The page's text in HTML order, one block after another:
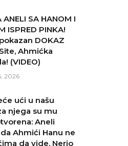
ANELI SA HANOM I
ISPRED PINKA!
DOKAZ
Ahmićka
(VIDEO)
2026
ući u našu
njega su mu
Aneli
Ahmići Hanu ne
da vide, Nerio